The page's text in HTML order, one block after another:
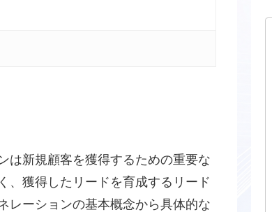
は新規顧客を獲得するための重要な
、獲得したリードを育成するリード
レーションの基本概念から具体的な